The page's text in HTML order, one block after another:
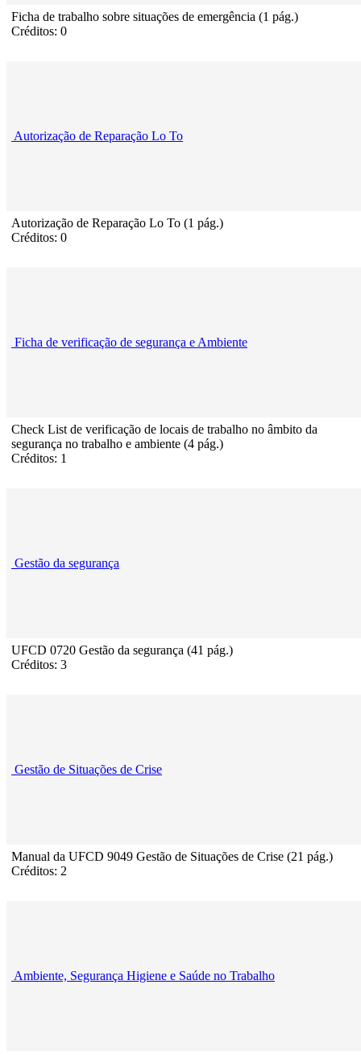
Ficha de trabalho sobre situações de emergência (1 pág.)
Créditos: 0
Autorização de Reparação Lo To
Autorização de Reparação Lo To (1 pág.)
Créditos: 0
Ficha de verificação de segurança e Ambiente
Check List de verificação de locais de trabalho no âmbito da
segurança no trabalho e ambiente (4 pág.)
Créditos: 1
Gestão da segurança
UFCD 0720 Gestão da segurança (41 pág.)
Créditos: 3
Gestão de Situações de Crise
Manual da UFCD 9049 Gestão de Situações de Crise (21 pág.)
Créditos: 2
Ambiente, Segurança Higiene e Saúde no Trabalho